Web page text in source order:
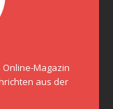
Online-Magazin
aus der